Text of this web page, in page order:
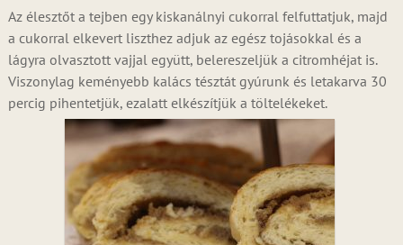
Az élesztőt a tejben egy kiskanálnyi cukorral felfuttatjuk, majd
a cukorral elkevert liszthez adjuk az egész tojásokkal és a
lágyra olvasztott vajjal együtt, belereszeljük a citromhéjat is.
Viszonylag keményebb kalács tésztát gyúrunk és letakarva 30
percig pihentetjük, ezalatt elkészítjük a töltelékeket.